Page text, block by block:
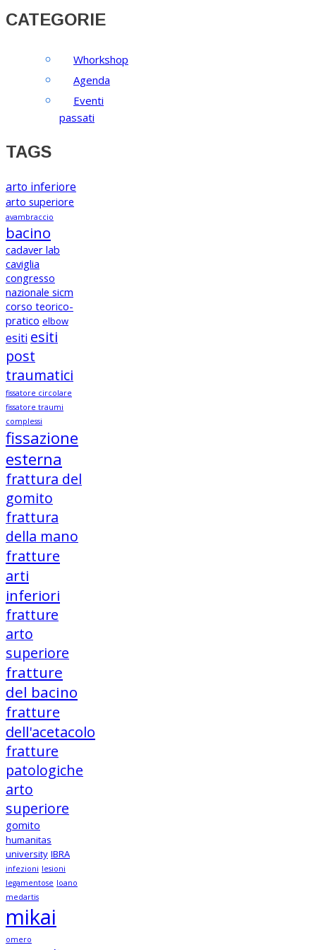
CATEGORIE
Whorkshop
Agenda
Eventi
passati
TAGS
arto inferiore
arto superiore
avambraccio
bacino
cadaver lab
caviglia
congresso
nazionale sicm
corso teorico-
pratico elbow
esiti esiti
post
traumatici
fissatore circolare
fissatore traumi
complessi
fissazione
esterna
frattura del
gomito
frattura
della mano
fratture
arti
inferiori
fratture
arto
superiore
fratture
del bacino
fratture
dell'acetacolo
fratture
patologiche
arto
superiore
gomito
humanitas
university IBRA
infezioni lesioni
legamentose loano
medartis
mikai
omero